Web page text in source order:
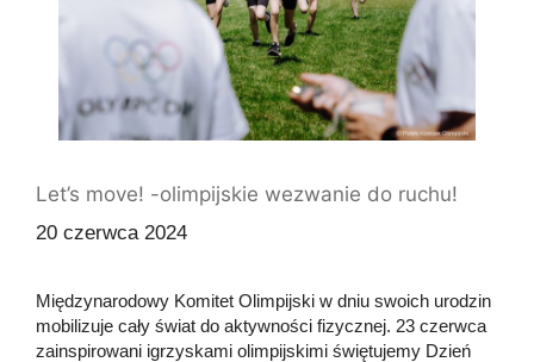
Let’s move! -olimpijskie wezwanie do ruchu!
20 czerwca 2024
Międzynarodowy Komitet Olimpijski w dniu swoich urodzin
mobilizuje cały świat do aktywności fizycznej. 23 czerwca
zainspirowani igrzyskami olimpijskimi świętujemy Dzień